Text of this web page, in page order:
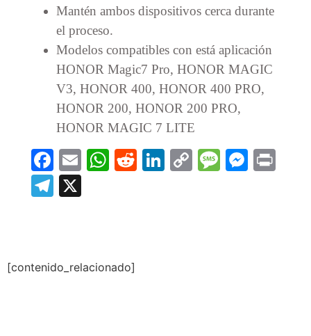
Mantén ambos dispositivos cerca durante
el proceso.
Modelos compatibles con está aplicación
HONOR Magic7 Pro, HONOR MAGIC
V3, HONOR 400, HONOR 400 PRO,
HONOR 200, HONOR 200 PRO,
HONOR MAGIC 7 LITE
Facebook
EmailWhatsApp
RedditLinkedIn
CopyMessage
Telegram
[contenido_relacionado]